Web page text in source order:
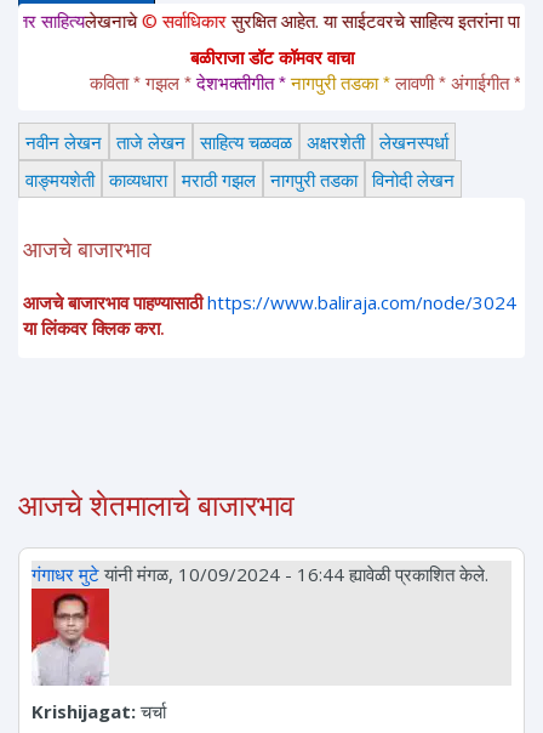
लेखनाचे© सर्वाधिकारसुरक्षित आहेत. या साईटवरचे साहित्य इतरांना पाठवायचे
बळीराजा डॉट कॉमवर वाचा
कविता * गझल * देशभक्तीगीत * नागपुरी तडका * लावणी * अंगाईगीत *
नवीन लेखन ताजे लेखन साहित्य चळवळ अक्षरशेती लेखनस्पर्धा
वाङ्मयशेती काव्यधारा मराठी गझल नागपुरी तडका विनोदी लेखन
आजचे बाजारभाव
आजचे बाजारभाव पाहण्यासाठी https://www.baliraja.com/node/3024
या लिंकवर क्लिक करा.
आजचे शेतमालाचे बाजारभाव
गंगाधर मुटेयांनी मंगळ, 10/09/2024 - 16:44 ह्यावेळी प्रकाशित केले.
Krishijagat:चर्चा